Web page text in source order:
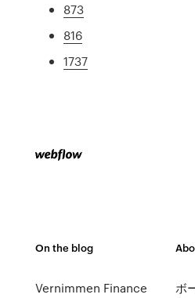
873
816
1737
On the blog
Vernimmen Finance
ボ